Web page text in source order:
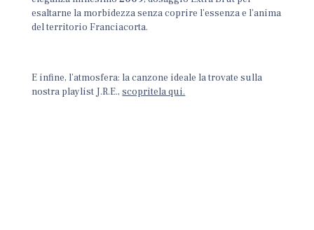
esaltarne la morbidezza senza coprire l’essenza e l’anima
del territorio Franciacorta.
E infine, l’atmosfera: la canzone ideale la trovate sulla
nostra playlist J.R.E.,scopritela qui.